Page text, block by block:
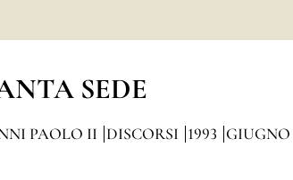
SEDE
PAOLO II DISCORSI 1993 GIUGNO